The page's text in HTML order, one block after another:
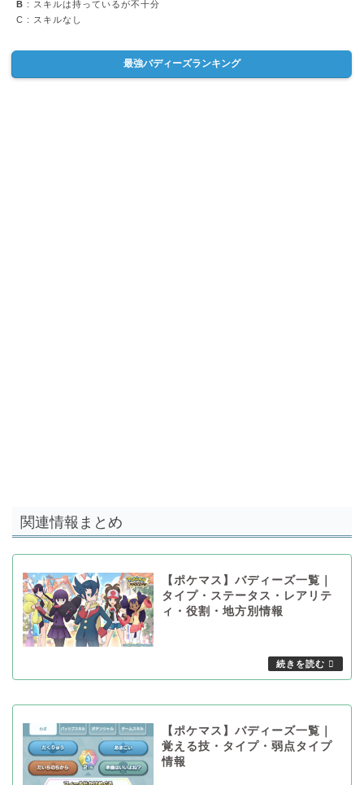
B : スキルは持っているが不十分
C : スキルなし
最強バディーズランキング
関連情報まとめ
【ポケマス】バディーズ一覧｜
タイプ・ステータス・レアリテ
ィ・役割・地方別情報
【ポケマス】バディーズ一覧｜
覚える技・タイプ・弱点タイプ
情報